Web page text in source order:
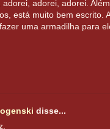
adorei, adorei, adorei.
está muito bem escrito.
uma armadilha para
disse...